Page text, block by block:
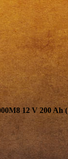
12 V 200 Ah (